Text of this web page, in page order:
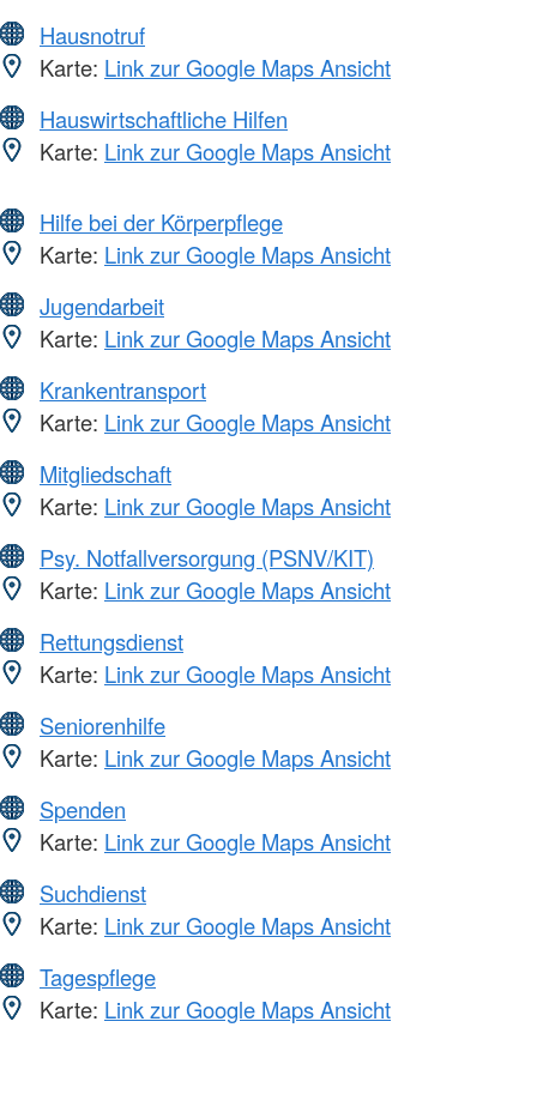
Hausnotruf
Karte: Link zur Google Maps Ansicht
Hauswirtschaftliche Hilfen
Karte: Link zur Google Maps Ansicht
Hilfe bei der Körperpflege
Karte: Link zur Google Maps Ansicht
Jugendarbeit
Karte: Link zur Google Maps Ansicht
Krankentransport
Karte: Link zur Google Maps Ansicht
Mitgliedschaft
Karte: Link zur Google Maps Ansicht
Psy. Notfallversorgung (PSNV/KIT)
Karte: Link zur Google Maps Ansicht
Rettungsdienst
Karte: Link zur Google Maps Ansicht
Seniorenhilfe
Karte: Link zur Google Maps Ansicht
Spenden
Karte: Link zur Google Maps Ansicht
Suchdienst
Karte: Link zur Google Maps Ansicht
Tagespflege
Karte: Link zur Google Maps Ansicht